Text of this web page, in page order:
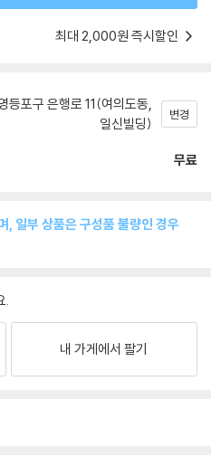
최대 2,000원 즉시할인
등포구 은행로 11(여의도동,
일신빌딩)
변경
무료
, 일부 상품은 구성품 불량인 경우
.
내 가게에서 팔기